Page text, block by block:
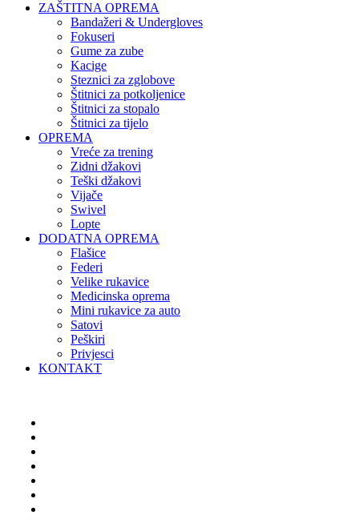
ZAŠTITNA OPREMA
Bandažeri & Undergloves
Fokuseri
Gume za zube
Kacige
Steznici za zglobove
Štitnici za potkoljenice
Štitnici za stopalo
Štitnici za tijelo
OPREMA
Vreće za trening
Zidni džakovi
Teški džakovi
Vijače
Swivel
Lopte
DODATNA OPREMA
Flašice
Federi
Velike rukavice
Medicinska oprema
Mini rukavice za auto
Satovi
Peškiri
Privjesci
KONTAKT